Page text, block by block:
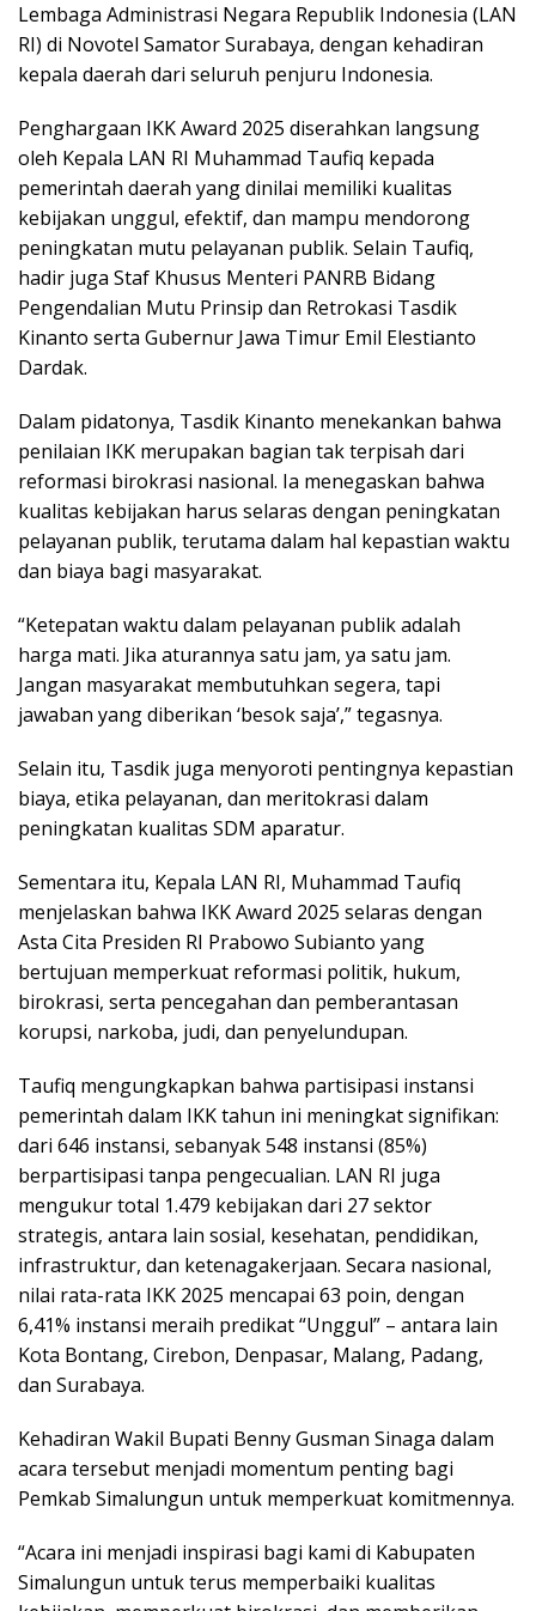
Lembaga Administrasi Negara Republik Indonesia (LAN
RI) di Novotel Samator Surabaya, dengan kehadiran
kepala daerah dari seluruh penjuru Indonesia.
Penghargaan IKK Award 2025 diserahkan langsung
oleh Kepala LAN RI Muhammad Taufiq kepada
pemerintah daerah yang dinilai memiliki kualitas
kebijakan unggul, efektif, dan mampu mendorong
peningkatan mutu pelayanan publik. Selain Taufiq,
hadir juga Staf Khusus Menteri PANRB Bidang
Pengendalian Mutu Prinsip dan Retrokasi Tasdik
Kinanto serta Gubernur Jawa Timur Emil Elestianto
Dardak.
Dalam pidatonya, Tasdik Kinanto menekankan bahwa
penilaian IKK merupakan bagian tak terpisah dari
reformasi birokrasi nasional. Ia menegaskan bahwa
kualitas kebijakan harus selaras dengan peningkatan
pelayanan publik, terutama dalam hal kepastian waktu
dan biaya bagi masyarakat.
“Ketepatan waktu dalam pelayanan publik adalah
harga mati. Jika aturannya satu jam, ya satu jam.
Jangan masyarakat membutuhkan segera, tapi
jawaban yang diberikan ‘besok saja’,” tegasnya.
Selain itu, Tasdik juga menyoroti pentingnya kepastian
biaya, etika pelayanan, dan meritokrasi dalam
peningkatan kualitas SDM aparatur.
Sementara itu, Kepala LAN RI, Muhammad Taufiq
menjelaskan bahwa IKK Award 2025 selaras dengan
Asta Cita Presiden RI Prabowo Subianto yang
bertujuan memperkuat reformasi politik, hukum,
birokrasi, serta pencegahan dan pemberantasan
korupsi, narkoba, judi, dan penyelundupan.
Taufiq mengungkapkan bahwa partisipasi instansi
pemerintah dalam IKK tahun ini meningkat signifikan:
dari 646 instansi, sebanyak 548 instansi (85%)
berpartisipasi tanpa pengecualian. LAN RI juga
mengukur total 1.479 kebijakan dari 27 sektor
strategis, antara lain sosial, kesehatan, pendidikan,
infrastruktur, dan ketenagakerjaan. Secara nasional,
nilai rata-rata IKK 2025 mencapai 63 poin, dengan
6,41% instansi meraih predikat “Unggul” – antara lain
Kota Bontang, Cirebon, Denpasar, Malang, Padang,
dan Surabaya.
Kehadiran Wakil Bupati Benny Gusman Sinaga dalam
acara tersebut menjadi momentum penting bagi
Pemkab Simalungun untuk memperkuat komitmennya.
“Acara ini menjadi inspirasi bagi kami di Kabupaten
Simalungun untuk terus memperbaiki kualitas